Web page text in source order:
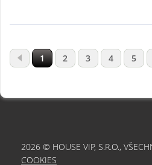
1 2 3 4 5
2026 © HOUSE VIP, S.R.O.,
COOKIES